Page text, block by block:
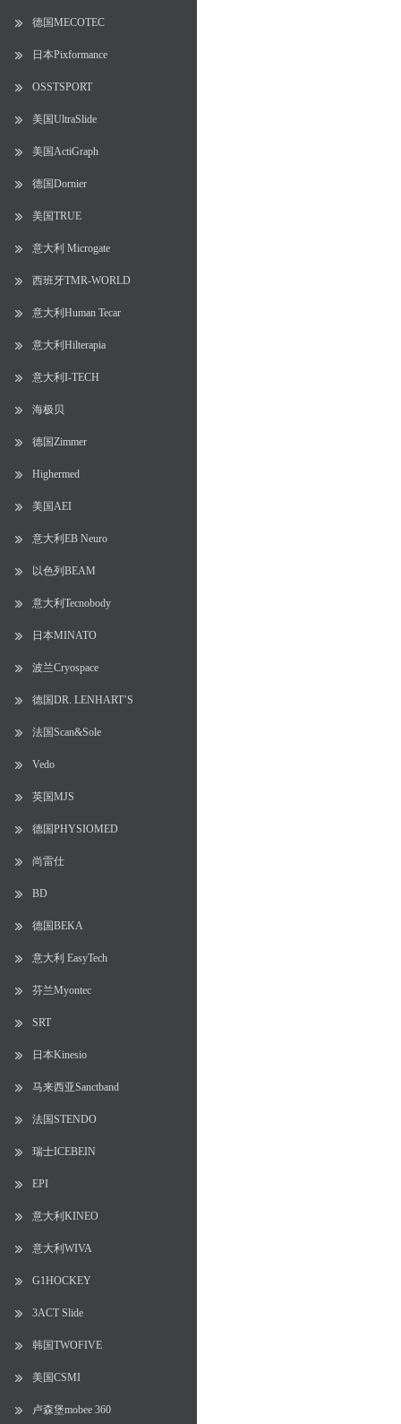
德国MECOTEC
日本Pixformance
OSSTSPORT
美国UltraSlide
美国ActiGraph
德国Dornier
美国TRUE
意大利 Microgate
西班牙TMR-WORLD
意大利Human Tecar
意大利Hilterapia
意大利I-TECH
海极贝
德国Zimmer
Highermed
美国AEI
意大利EB Neuro
以色列BEAM
意大利Tecnobody
日本MINATO
波兰Cryospace
德国DR. LENHART’S
法国Scan&Sole
Vedo
英国MJS
德国PHYSIOMED
尚雷仕
BD
德国BEKA
意大利 EasyTech
芬兰Myontec
SRT
日本Kinesio
马来西亚Sanctband
法国STENDO
瑞士ICEBEIN
EPI
意大利KINEO
意大利WIVA
G1HOCKEY
3ACT Slide
韩国TWOFIVE
美国CSMI
卢森堡mobee 360